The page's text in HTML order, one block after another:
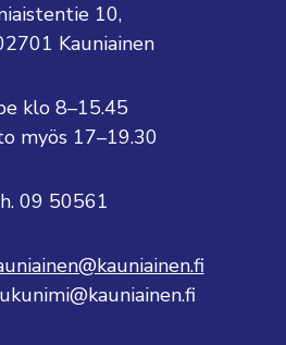
10,
Kauniainen
klo 8–15.45
myös 17–19.30
09 50561